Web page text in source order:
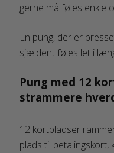
gerne må føles enkle
En pung, der er
sjældent føles let i
Pung med 12
strammere
12 kortpladser
plads til